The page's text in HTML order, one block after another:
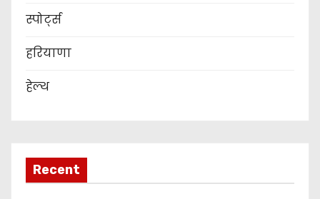
स्पोर्ट्स
हरियाणा
हेल्थ
Recent